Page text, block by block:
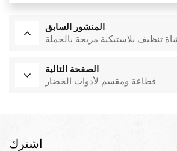
المنشور السابق
تنظيف بلاستيكية مريحة بالجملة
الصفحة التالية
قطاعة ومقسم لأدوات الخضار
اشترك